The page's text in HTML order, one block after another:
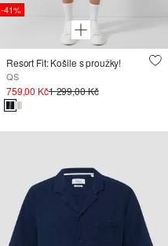
-41%
Resort Fit: Košile s proužky!
QS
759,00 Kč1 299,00 Kč